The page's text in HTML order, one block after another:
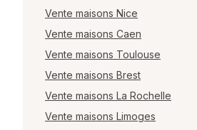
Vente maisons Nice
Vente maisons Caen
Vente maisons Toulouse
Vente maisons Brest
Vente maisons La Rochelle
Vente maisons Limoges